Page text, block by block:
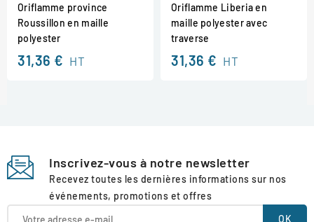
Oriflamme province
Roussillon en maille
polyester
31,36 € HT
Oriflamme Liberia en
maille polyester avec
traverse
31,36 € HT
Inscrivez-vous à notre newsletter
Recevez toutes les dernières informations sur nos
événements, promotions et offres